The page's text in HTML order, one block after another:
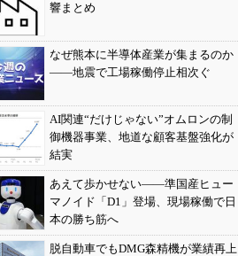
響まとめ
なぜ熊本に半導体産業が集まるのか
――地震で工場稼働停止相次ぐ
AI関連“だけじゃない”オムロンの制
御機器事業、地道な顧客基盤強化が
結実
あえて歩かせない――準国産ヒュー
マノイド「D1」登場、現場稼働で日
本の勝ち筋へ
脱自動車でもDMG森精機が業績再上